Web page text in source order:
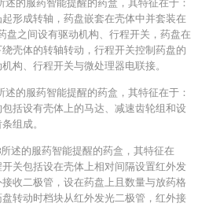
述的服药智能提醒的药盒，其特征在于：
形成转轴，药盘嵌套在壳体中并套装在
盘之间设有驱动机构、行程开关，药盘在
壳体的转轴转动，行程开关控制药盘的
构、行程开关与微处理器电联接。
述的服药智能提醒的药盒，其特征在于：
括设有壳体上的马达、减速齿轮组和设
组成。
述的服药智能提醒的药盒，其特征在
关包括设在壳体上相对间隔设置红外发
收二极管，设在药盘上且数量与放药格
转动时档块从红外发光二极管，红外接